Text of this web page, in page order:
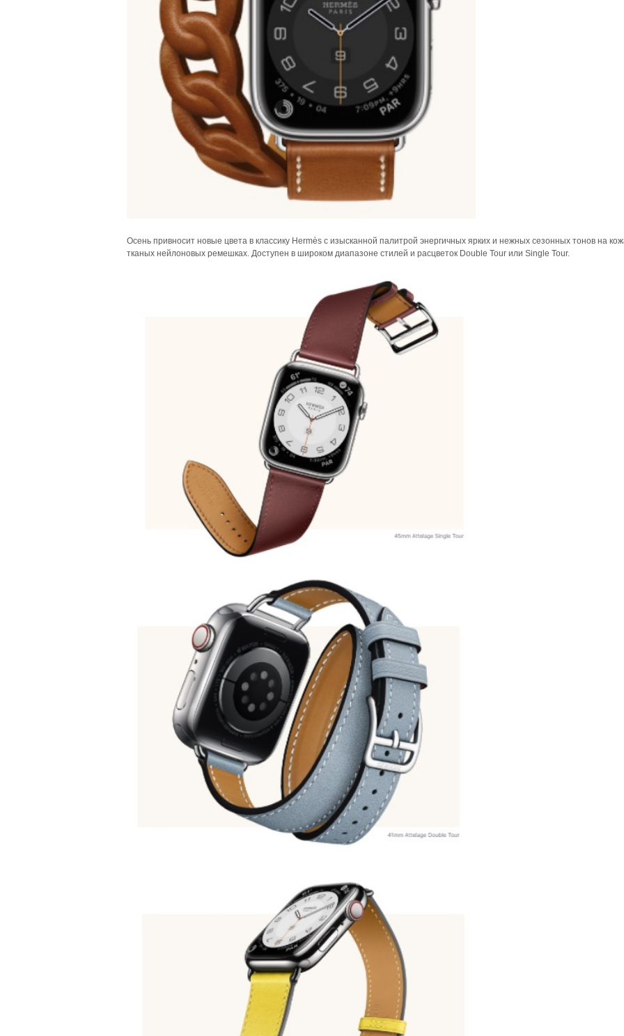
Осень привносит новые цвета в классику Hermès с изысканной палитрой энергичных ярких и нежных сезонных тонов на
тканых нейлоновых ремешках. Доступен в широком диапазоне стилей и расцветок Double Tour или Single Tour.